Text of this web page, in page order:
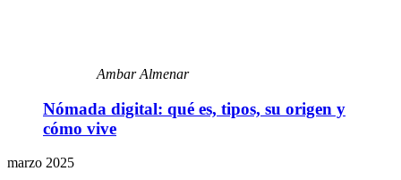
Ambar Almenar
Nómada digital: qué es, tipos, su origen y
cómo vive
marzo 2025